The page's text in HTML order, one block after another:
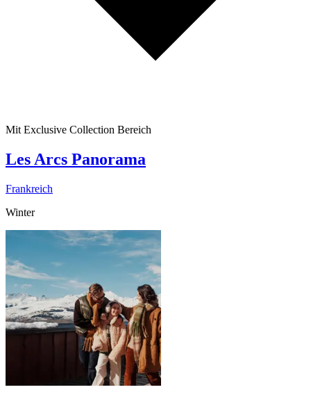
Mit Exclusive Collection Bereich
Les Arcs Panorama
Frankreich
Winter